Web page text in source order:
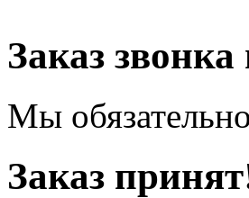
Заказ
Мы
Заказ